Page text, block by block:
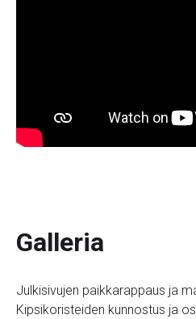
Galleria
Julkisivujen paikkarappaus ja
Kipsikoristeiden kunnostus ja